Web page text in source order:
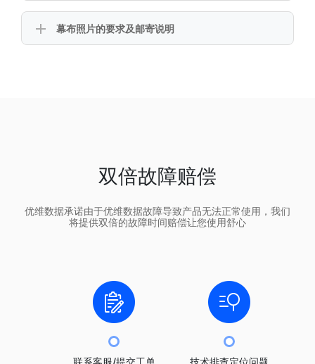
幕布照片的要求及邮寄说明
双倍故障赔偿
优维数据承诺由于优维数据故障导致产品无法正常使用，我们
将提供双倍的故障时间赔偿让您使用舒心